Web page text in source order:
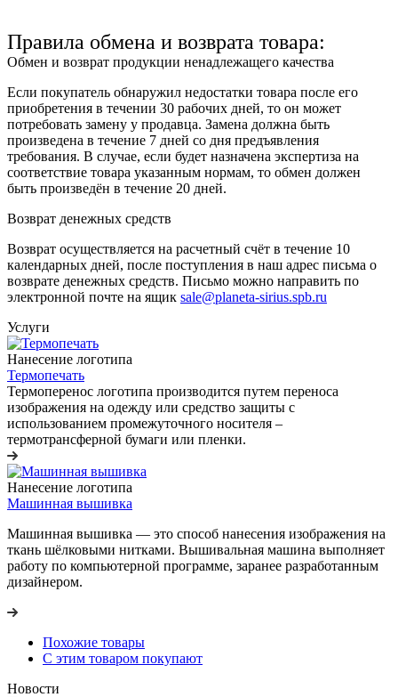
Правила обмена и возврата товара:
Обмен и возврат продукции ненадлежащего качества
Если покупатель обнаружил недостатки товара после его
приобретения в течении 30 рабочих дней, то он может
потребовать замену у продавца. Замена должна быть
произведена в течение 7 дней со дня предъявления
требования. В случае, если будет назначена экспертиза на
соответствие товара указанным нормам, то обмен должен
быть произведён в течение 20 дней.
Возврат денежных средств
Возврат осуществляется на расчетный счёт в течение 10
календарных дней, после поступления в наш адрес письма о
возврате денежных средств. Письмо можно направить по
электронной почте на ящик sale@planeta-sirius.spb.ru
Услуги
Нанесение логотипа
Термопечать
Термоперенос логотипа производится путем переноса
изображения на одежду или средство защиты с
использованием промежуточного носителя –
термотрансферной бумаги или пленки.
Нанесение логотипа
Машинная вышивка
Машинная вышивка — это способ нанесения изображения на
ткань шёлковыми нитками. Вышивальная машина выполняет
работу по компьютерной программе, заранее разработанным
дизайнером.
Похожие товары
С этим товаром покупают
Новости